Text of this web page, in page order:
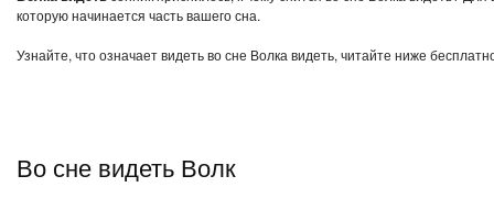
которую начинается часть вашего сна.
Узнайте, что означает видеть во сне Волка видеть, читайте ниже
Во сне видеть Волк